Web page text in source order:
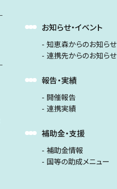
お知らせ・イベント
知恵森からのお知らせ
連携先からのお知らせ
報告・実績
開催報告
連携実績
補助金・支援
補助金情報
国等の助成メニュー